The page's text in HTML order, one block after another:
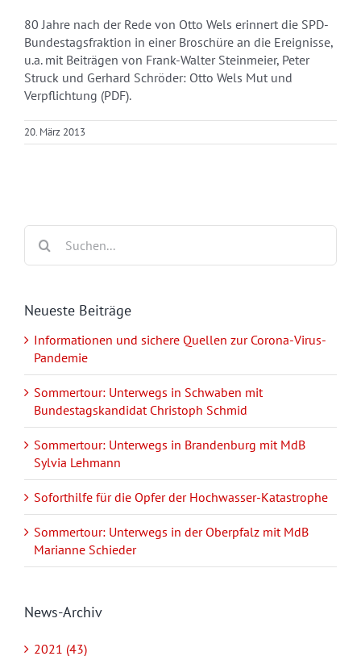
80 Jahre nach der Rede von Otto Wels erinnert die SPD-
Bundestagsfraktion in einer Broschüre an die Ereignisse,
u.a. mit Beiträgen von Frank-Walter Steinmeier, Peter
Struck und Gerhard Schröder: Otto Wels Mut und
Verpflichtung (PDF).
20. März 2013
nach:
Neueste Beiträge
Informationen und sichere Quellen zur Corona-Virus-
Pandemie
Sommertour: Unterwegs in Schwaben mit
Bundestagskandidat Christoph Schmid
Sommertour: Unterwegs in Brandenburg mit MdB
Sylvia Lehmann
Soforthilfe für die Opfer der Hochwasser-Katastrophe
Sommertour: Unterwegs in der Oberpfalz mit MdB
Marianne Schieder
News-Archiv
2021 (43)